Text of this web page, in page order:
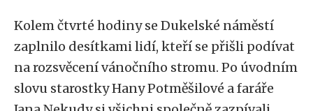
Kolem čtvrté hodiny se Dukelské náměstí
zaplnilo desítkami lidí, kteří se přišli podívat
na rozsvěcení vánočního stromu. Po úvodním
slovu starostky Hany Potměšilové a faráře